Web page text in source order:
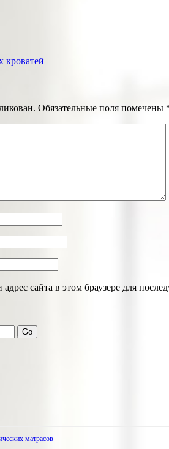
кроватей
Обязательные поля помечены
сайта в этом браузере для
матрасов